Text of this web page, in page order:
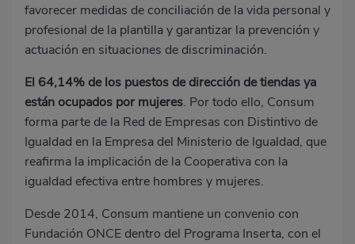
favorecer medidas de conciliación de la vida personal y
profesional de la plantilla y garantizar la prevención y
actuación en situaciones de discriminación.
El 64,14% de los puestos de dirección de tiendas ya
están ocupados por mujeres. Por todo ello, Consum
forma parte de la Red de Empresas con Distintivo de
Igualdad en la Empresa del Ministerio de Igualdad, que
reafirma la implicación de la Cooperativa con la
igualdad efectiva entre hombres y mujeres.
Desde 2014, Consum mantiene un convenio con
Fundación ONCE dentro del Programa Inserta, con el